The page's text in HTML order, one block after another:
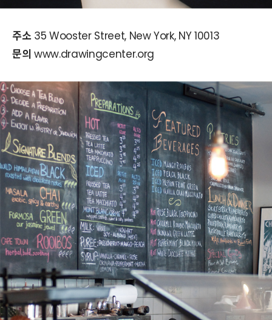
주소 35 Wooster Street, New York, NY 10013
문의 www.drawingcenter.org